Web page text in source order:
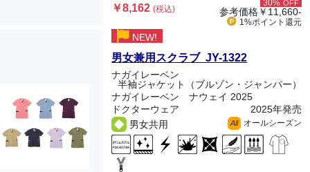
￥8,162(税込)
30% OFF
参考価格￥11,660-
1%ポイント 還元
NEW!
男女兼用スクラブ JY-1322
ナガイレーベン
半袖ジャケット（ブルゾン・ジャンパー）
ナガイレーベン ナウェイ 2025
ドクターウェア
2025年発売
男女共用
All オールシーズン